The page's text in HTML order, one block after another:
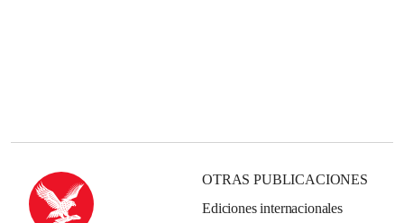
OTRAS PUBLICACIONES
Ediciones internacionales